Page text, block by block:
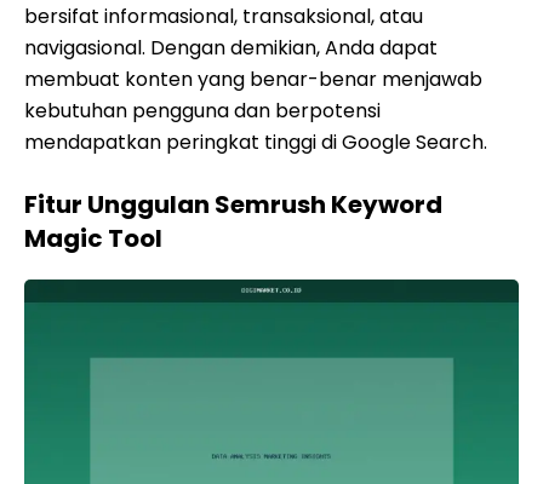
bersifat informasional, transaksional, atau
navigasional. Dengan demikian, Anda dapat
membuat konten yang benar-benar menjawab
kebutuhan pengguna dan berpotensi
mendapatkan peringkat tinggi di Google Search.
Fitur Unggulan Semrush Keyword
Magic Tool